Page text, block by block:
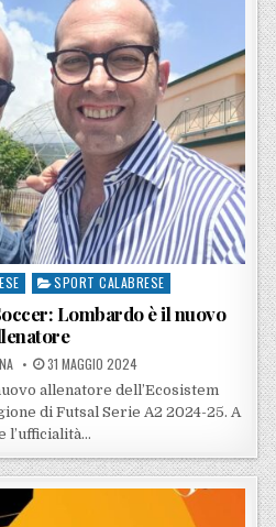
SPORT CALABRESE
Lombardo è il nuovo
POSTED ON
31 MAGGIO 2024
allenatore dell’Ecosistem
di Futsal Serie A2 2024-25. A
l’ufficialità…